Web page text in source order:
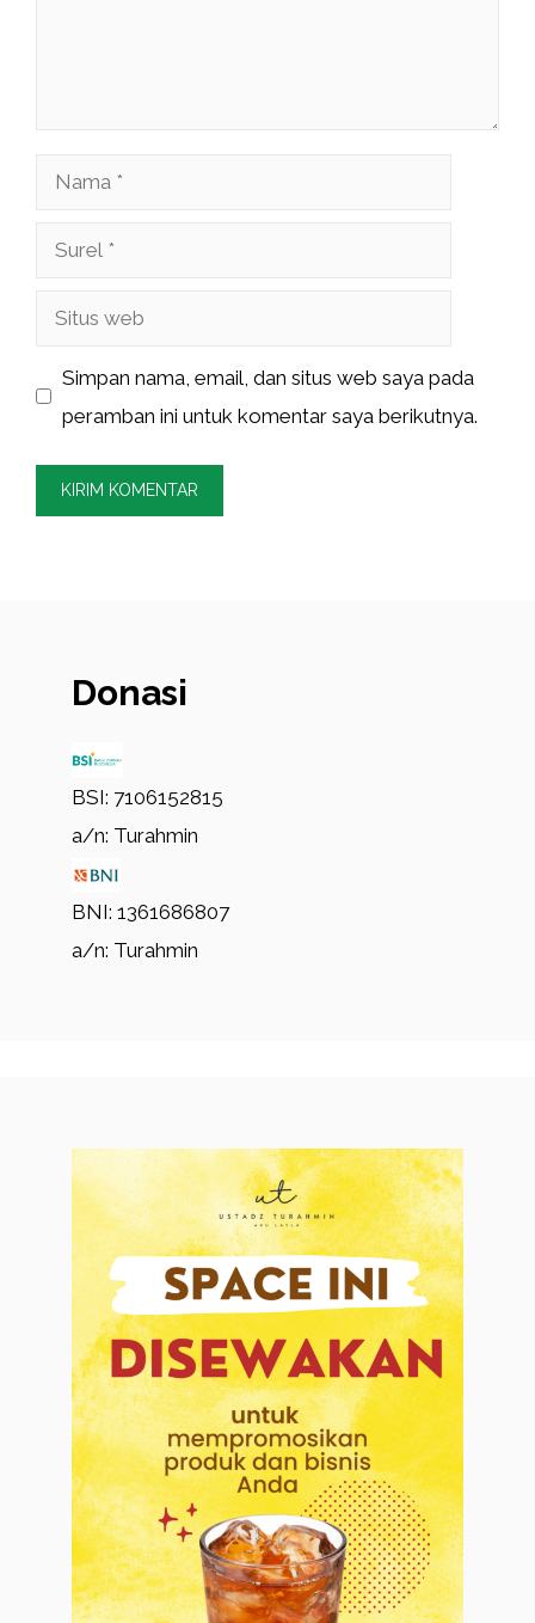
Nama
Surel
Situs
Simpan nama, email, dan situs web saya pada
peramban ini untuk komentar saya berikutnya.
Donasi
BSI: 7106152815
a/n: Turahmin
BNI: 1361686807
a/n: Turahmin